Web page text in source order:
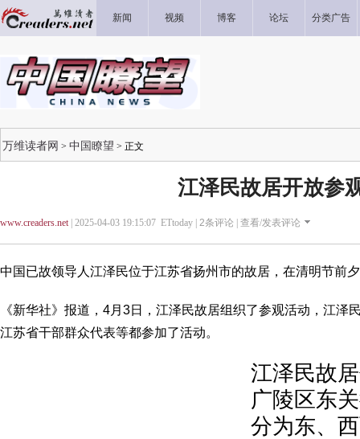
新闻 视频 博客 论坛 分类广告
万维读者网 > 中国瞭望 > 正文
江泽民故居开放参
www.creaders.net| 2025-04-03 19:15:07 ETtoday | 2条评论 | 查看/发表评论
中国已故领导人江泽民位于江苏省扬州市的故居，在清明节前
《新华社》报道，4月3日，江泽民故居组织了参观活动，江泽
江苏省干部群众代表等都参加了活动。
江泽民故
广陵区东
分为东、